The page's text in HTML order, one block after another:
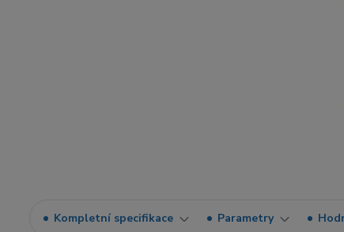
Kompletní specifikace Parametry